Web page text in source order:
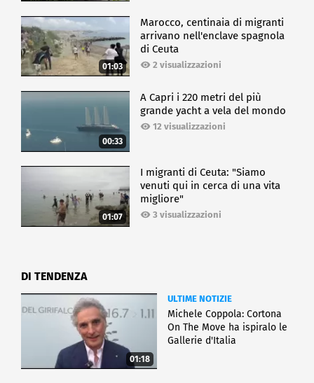
01:03
Marocco, centinaia di migranti
arrivano nell'enclave spagnola
di Ceuta
2 visualizzazioni
00:33
A Capri i 220 metri del più
grande yacht a vela del mondo
12 visualizzazioni
01:07
I migranti di Ceuta: "Siamo
venuti qui in cerca di una vita
migliore"
3 visualizzazioni
DI TENDENZA
01:18
ULTIME NOTIZIE
Michele Coppola: Cortona
On The Move ha ispiralo le
Gallerie d'Italia